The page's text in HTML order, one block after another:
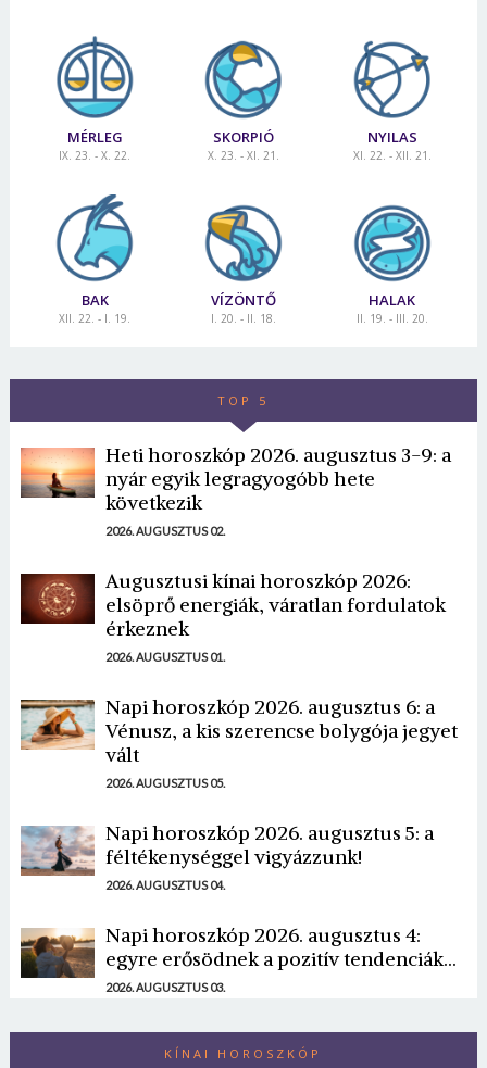
MÉRLEG
IX. 23. - X. 22.
SKORPIÓ
X. 23. - XI. 21.
NYILAS
XI. 22. - XII. 21.
BAK
XII. 22. - I. 19.
VÍZÖNTŐ
I. 20. - II. 18.
HALAK
II. 19. - III. 20.
TOP 5
Heti horoszkóp 2026. augusztus 3-9: a
nyár egyik legragyogóbb hete
következik
2026. AUGUSZTUS 02.
Augusztusi kínai horoszkóp 2026:
elsöprő energiák, váratlan fordulatok
érkeznek
2026. AUGUSZTUS 01.
Napi horoszkóp 2026. augusztus 6: a
Vénusz, a kis szerencse bolygója jegyet
vált
2026. AUGUSZTUS 05.
Napi horoszkóp 2026. augusztus 5: a
féltékenységgel vigyázzunk!
2026. AUGUSZTUS 04.
Napi horoszkóp 2026. augusztus 4:
egyre erősödnek a pozitív tendenciák...
2026. AUGUSZTUS 03.
KÍNAI HOROSZKÓP